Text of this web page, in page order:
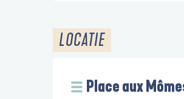
LOCATIE
Place aux